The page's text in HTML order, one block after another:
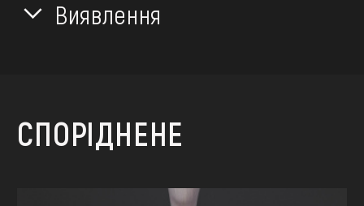
Виявлення
СПОРІДНЕНЕ